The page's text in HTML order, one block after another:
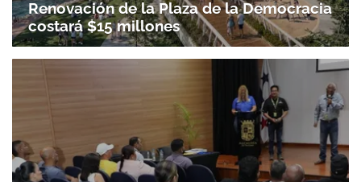
Renovación de la Plaza de la Democracia
costará $15 millones